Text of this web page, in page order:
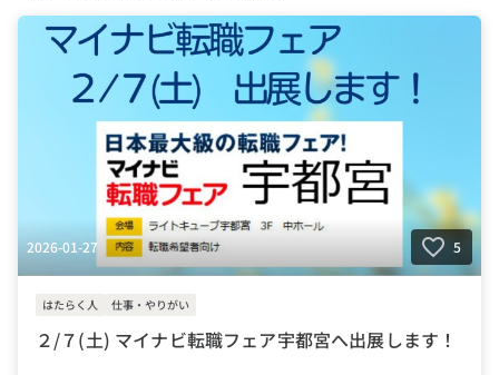
2026-01-27 5
はたらく人 仕事・やりがい
２/７(土) マイナビ転職フェア宇都宮へ出展します！